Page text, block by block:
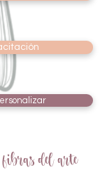
fibras del arte